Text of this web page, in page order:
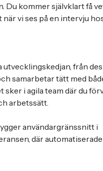
Du kommer självklart få
vi ses på en intervju
från
samarbetar tätt med
i agila team där du
arbetssätt.
användargränssnitt i
där